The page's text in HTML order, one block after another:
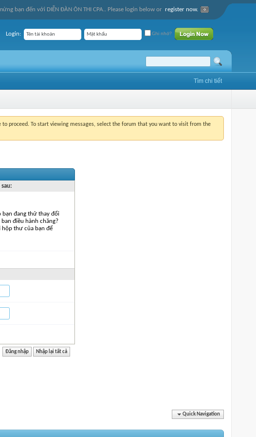
bạn đến với DIỄN ĐÀN ÔN THI CPA.. Please login below or register now.
Login: Ghi nhớ?
Tìm chi tiết
to proceed. To start viewing messages, select the forum that you want to visit from the
bạn đang thử thay đổi
điều hành chăng?
hộp thư của bạn để
Quick Navigation